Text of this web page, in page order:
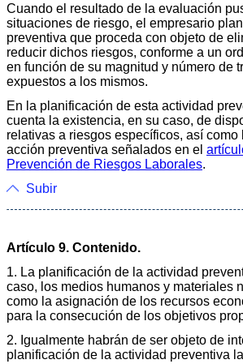
Cuando el resultado de la evaluación
situaciones de riesgo, el empresario
preventiva que proceda con objeto de
reducir dichos riesgos, conforme a un
en función de su magnitud y número de
expuestos a los mismos.
En la planificación de esta actividad
cuenta la existencia, en su caso, de
relativas a riesgos específicos, así
acción preventiva señalados en el
Prevención de Riesgos Laborales.
Subir
Artículo 9. Contenido.
1. La planificación de la actividad
caso, los medios humanos y materiales
como la asignación de los recursos
para la consecución de los objetivos
2. Igualmente habrán de ser objeto de
planificación de la actividad preventiva